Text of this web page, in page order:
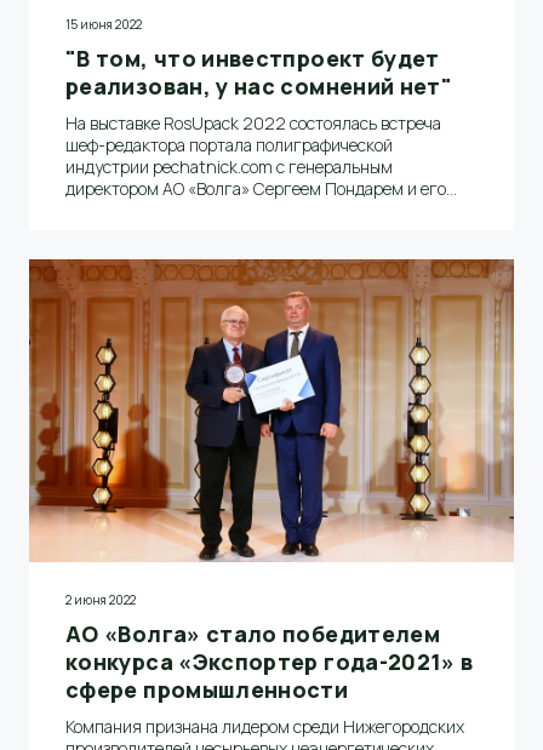
15 июня 2022
"В том, что инвестпроект будет
реализован, у нас сомнений нет"
На выставке RosUpack 2022 состоялась встреча
шеф-редактора портала полиграфической
индустрии pechatnick.com с генеральным
директором АО «Волга» Сергеем Пондарем и его
2 июня 2022
АО «Волга» стало победителем
конкурса «Экспортер года-2021» в
сфере промышленности
Компания признана лидером среди Нижегородских